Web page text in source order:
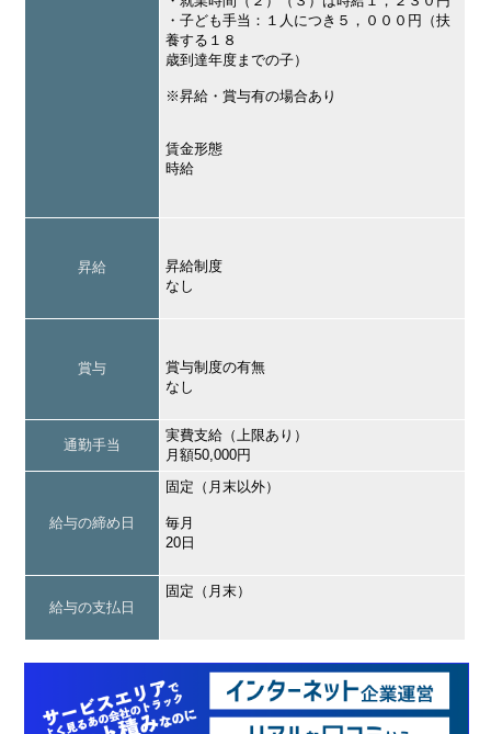
・子ども手当：１人につき５，０００円（扶
養する１８
歳到達年度までの子）
※昇給・賞与有の場合あり
賃金形態
時給
昇給
昇給制度
なし
賞与
賞与制度の有無
なし
通勤手当
実費支給（上限あり）
月額50,000円
給与の締め日
固定（月末以外）
毎月
20日
給与の支払日
固定（月末）